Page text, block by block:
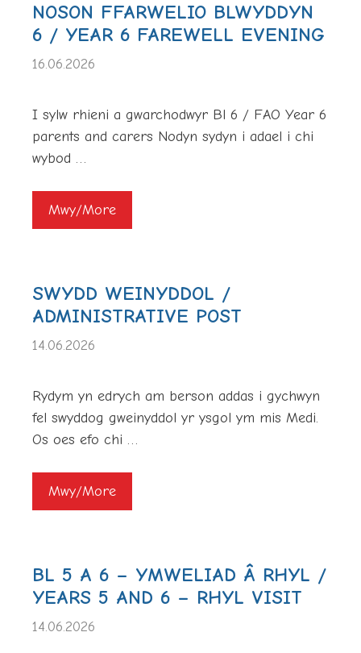
NOSON FFARWELIO BLWYDDYN
6 / YEAR 6 FAREWELL EVENING
16.06.2026
I sylw rhieni a gwarchodwyr Bl 6 / FAO Year 6
parents and carers Nodyn sydyn i adael i chi
wybod …
Mwy/More
SWYDD WEINYDDOL /
ADMINISTRATIVE POST
14.06.2026
Rydym yn edrych am berson addas i gychwyn
fel swyddog gweinyddol yr ysgol ym mis Medi.
Os oes efo chi …
Mwy/More
BL 5 A 6 – YMWELIAD Â RHYL /
YEARS 5 AND 6 – RHYL VISIT
14.06.2026